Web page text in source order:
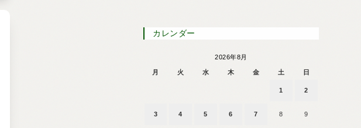
カレンダー
2026年8月
月 火 水 木 金 土 日
1 2
3 4 5 6 7 8 9